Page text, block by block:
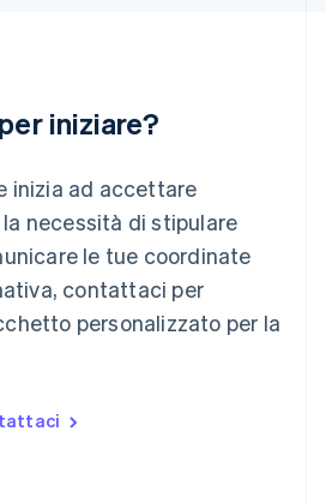
iniziare?
inizia ad accettare
necessità di stipulare
le tue coordinate
contattaci per
personalizzato per la